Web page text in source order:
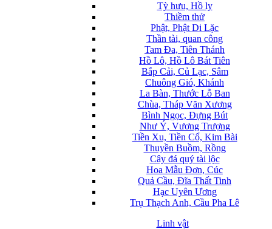
Tỳ hưu, Hồ ly
Thiềm thử
Phật, Phật Di Lặc
Thần tài, quan công
Tam Đa, Tiên Thánh
Hồ Lô, Hồ Lô Bát Tiên
Bắp Cải, Củ Lạc, Sâm
Chuông Gió, Khánh
La Bàn, Thước Lỗ Ban
Chùa, Tháp Văn Xương
Bình Ngọc, Đựng Bút
Như Ý, Vương Trượng
Tiền Xu, Tiền Cổ, Kim Bài
Thuyền Buồm, Rồng
Cây đá quý tài lộc
Hoa Mẫu Đơn, Cúc
Quả Cầu, Đĩa Thất Tinh
Hạc Uyên Ương
Trụ Thạch Anh, Cầu Pha Lê
Linh vật